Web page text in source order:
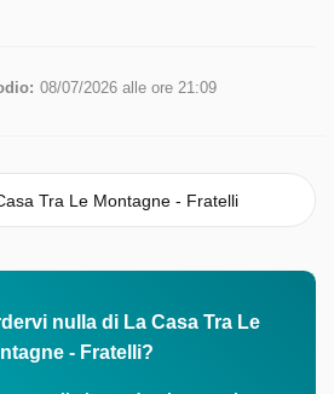
08/07/2026 alle ore 21:09
Tra Le Montagne - Fratelli
nulla di La Casa Tra Le
- Fratelli?